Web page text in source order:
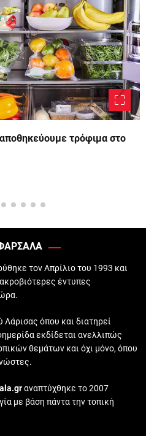
τρόφιμα στο
τον Απρίλιο του 1993 και
έντυπες
όπου και διατηρεί
εκδίδεται ανελλιπώς
θεμάτων και όχι μόνο, όπου
αναπτύχθηκε το 2007
με βάση πάντα την τοπική